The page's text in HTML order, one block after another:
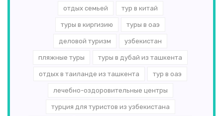
отдых семьей тур в китай
туры в киргизию туры в оаэ
деловой туризм узбекистан
пляжные туры туры в дубай из ташкента
отдых в таиланде из ташкента тур в оаэ
лечебно-оздоровительные центры
турция для туристов из узбекистана